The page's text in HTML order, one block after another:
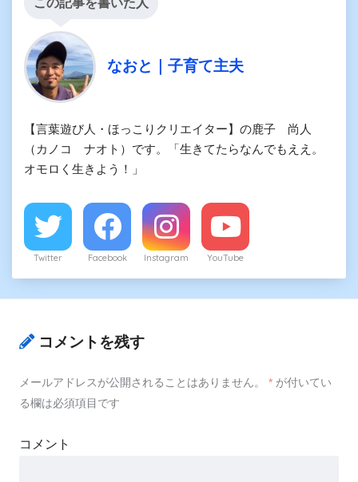
この記事を書いた人
なおと｜子育て主夫
【言葉遊び人・ほっこりクリエイター】の鹿子 尚人
（カノコ ナオト）です。「生きてたらなんでもええ。
オモロく生きよう！」
Twitter Facebook Instagram YouTube
コメントを残す
メールアドレスが公開されることはありません。 * が付いてい
る欄は必須項目です
コメント